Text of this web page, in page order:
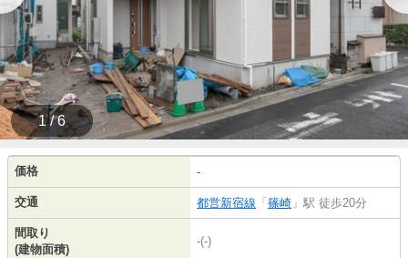
1 / 6
価格 -
交通 都営新宿線 「 篠崎 」駅 徒歩20分
間取り
(建物面積)
-(-)